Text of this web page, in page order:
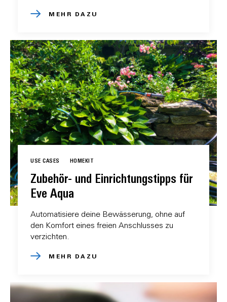
MEHR DAZU
USE CASES HOMEKIT
Zubehör- und Einrichtungstipps für
Eve Aqua
Automatisiere deine Bewässerung, ohne auf
den Komfort eines freien Anschlusses zu
verzichten.
MEHR DAZU